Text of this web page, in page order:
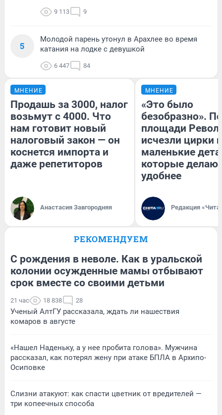
9 113 9
5
Молодой парень утонул в Арахлее во время
катания на лодке с девушкой
6 447 84
МНЕНИЕ
Продашь за 3000, налог
возьмут с 4000. Что
нам готовит новый
налоговый закон — он
коснется импорта и
даже репетиторов
Анастасия Завгородняя
МНЕНИЕ
«Это было
безобразно».
площади
исчезли цирки
маленькие
которые
удобнее
Редакция
РЕКОМЕНДУЕМ
С рождения в неволе. Как в уральской
колонии осужденные мамы отбывают
срок вместе со своими детьми
21 час 18 838 28
Ученый АлтГУ рассказала, ждать ли нашествия
комаров в августе
«Нашел Наденьку, а у нее пробита голова». Мужчина
рассказал, как потерял жену при атаке БПЛА в Архипо-
Осиповке
Слизни атакуют: как спасти цветник от вредителей —
три копеечных способа